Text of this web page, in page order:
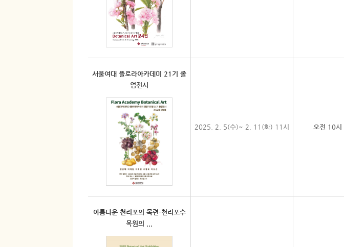
서울여대 플로라아카데미 21기 졸
업전시
2025. 2. 5(수)~ 2. 11(화) 11시 오전 10시
아름다운 천리포의 목련-천리포수
목원의 ...